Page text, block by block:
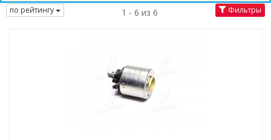
по рейтингу 1 - 6 из 6 Фильтры